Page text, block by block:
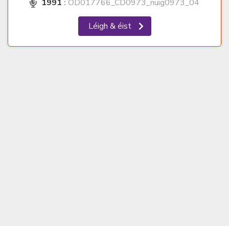
1991 : OD017766_CD0973_nuig0973_04
Léigh & éist